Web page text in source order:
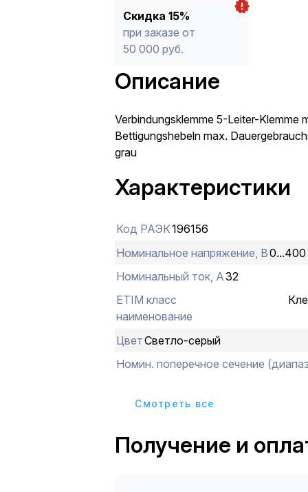
Скидка 15%
при заказе от
50 000 руб.
Описание
Verbindungsklemme 5-Leiter-Klemme
Bettigungshebeln max.
grau
Характеристики
Код РАЭК196156
Номинальное напряжение, В0...400
Номинальный ток, А32
ETIM класс
наименование
ЦветСветло-серый
Номин. поперечное сечение
Cмотреть все
Получение и